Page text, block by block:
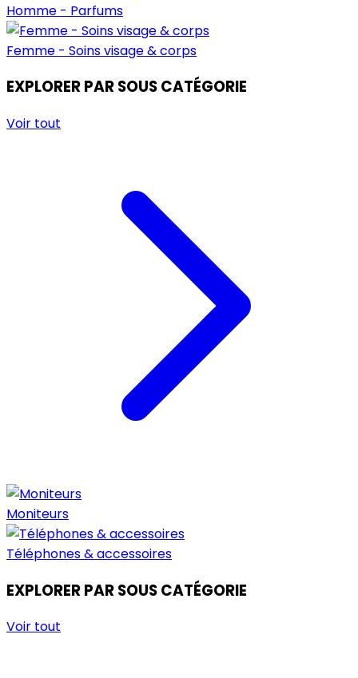
Homme - Parfums
Femme - Soins visage & corps
EXPLORER PAR SOUS CATÉGORIE
Voir tout
Moniteurs
Téléphones & accessoires
EXPLORER PAR SOUS CATÉGORIE
Voir tout